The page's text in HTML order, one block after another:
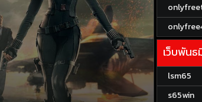
เว็บพันธ
lsm65
s65win